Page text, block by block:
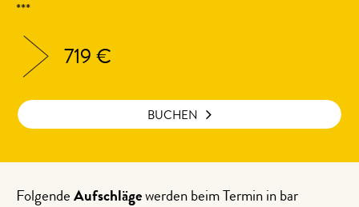
***
719 €
BUCHEN
Folgende Aufschläge werden beim Termin in bar